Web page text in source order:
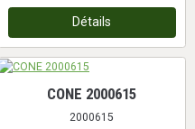
Détails
CONE 2000615
2000615